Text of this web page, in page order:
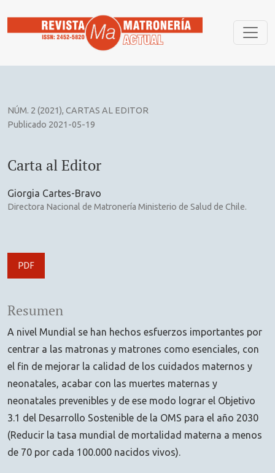
NÚM. 2 (2021), CARTAS AL EDITOR
Carta al Editor
Publicado 2021-05-19
Giorgia Cartes-Bravo
Directora Nacional de Matronería Ministerio de Salud de Chile.
PDF
Resumen
A nivel Mundial se han hechos esfuerzos importantes por
centrar a las matronas y matrones como esenciales, con
el fin de mejorar la calidad de los cuidados maternos y
neonatales, acabar con las muertes maternas y
neonatales prevenibles y de ese modo lograr el Objetivo
3.1 del Desarrollo Sostenible de la OMS para el año 2030
(Reducir la tasa mundial de mortalidad materna a menos
de 70 por cada 100.000 nacidos vivos).